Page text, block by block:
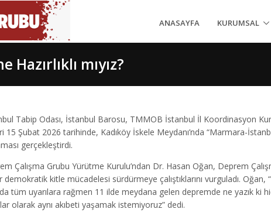
ANASAYFA KURUMSAL
mıyız?
Tabip Odası, İstanbul Barosu, TMMOB İstanbul İl Koordinasyon
15 Şubat 2026 tarihinde, Kadıköy İskele Meydanı’nda “Marmara-
gerçekleştirdi.
Çalışma Grubu Yürütme Kurulu’ndan Dr. Hasan Oğan, Deprem
kitle mücadelesi sürdürmeye çalıştıklarını vurguladı. Oğan,
tüm uyarılara rağmen 11 ilde meydana gelen depremde ne yazık ki
olarak aynı akıbeti yaşamak istemiyoruz” dedi.